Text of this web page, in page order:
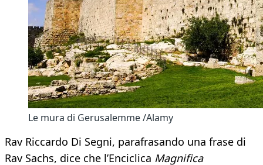
Le mura di Gerusalemme /Alamy
Rav Riccardo Di Segni, parafrasando una frase di
Rav Sachs, dice che l’Enciclica Magnifica